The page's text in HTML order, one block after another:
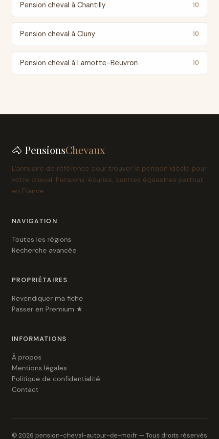
Pension cheval à Chantilly 10
Pension cheval à Cluny 10
Pension cheval à Lamotte-Beuvron 10
🐴 PensionsChevaux
L'annuaire de référence pour trouver la pension idéale pour
votre cheval. Pensions, écuries, centres équestres partout
en France.
NAVIGATION
Toutes les régions
Recherche avancée
PROPRIÉTAIRES
Revendiquer ma fiche
Passer en Premium ★
INFORMATIONS
À propos
Mentions légales
Politique de confidentialité
Contact
© 2026 pension-cheval-autour-de-moi.fr — Tous droits réservés